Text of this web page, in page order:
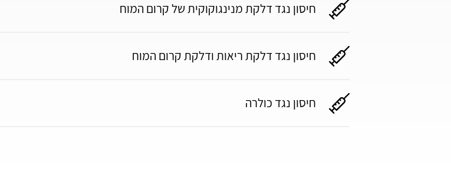
חיסון נגד דלקת מנינגוקוקית של קרום המוח
חיסון נגד דלקת ריאות ודלקת קרום המוח
חיסון נגד כולרה